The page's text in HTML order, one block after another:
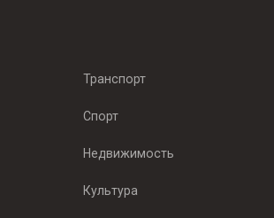
Транспорт
Спорт
Недвижимость
Культура